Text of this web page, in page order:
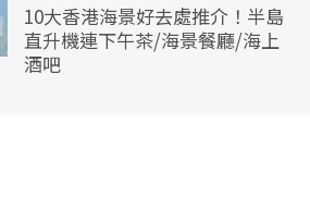
10大香港海景好去處推介！半島
直升機連下午茶/海景餐廳/海上
酒吧